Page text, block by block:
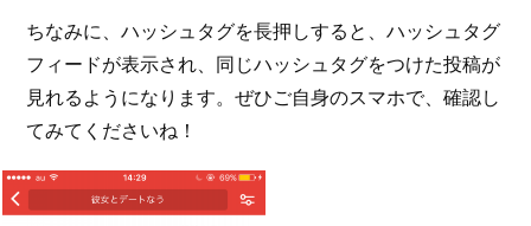
ちなみに、ハッシュタグを長押しすると、ハッシュタグ
フィードが表示され、同じハッシュタグをつけた投稿が
見れるようになります。ぜひご自身のスマホで、確認し
てみてくださいね！